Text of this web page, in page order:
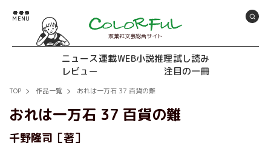
双葉社文芸総合サイト
ニュース連載WEB小説推理試し読み
レビュー
注目の一冊
TOP 作品一覧 おれは一万石 37 百貨の難
おれは一万石 37 百貨の難
千野隆司［著］